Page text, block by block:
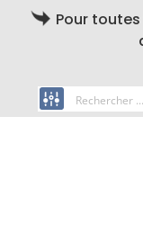
Pour